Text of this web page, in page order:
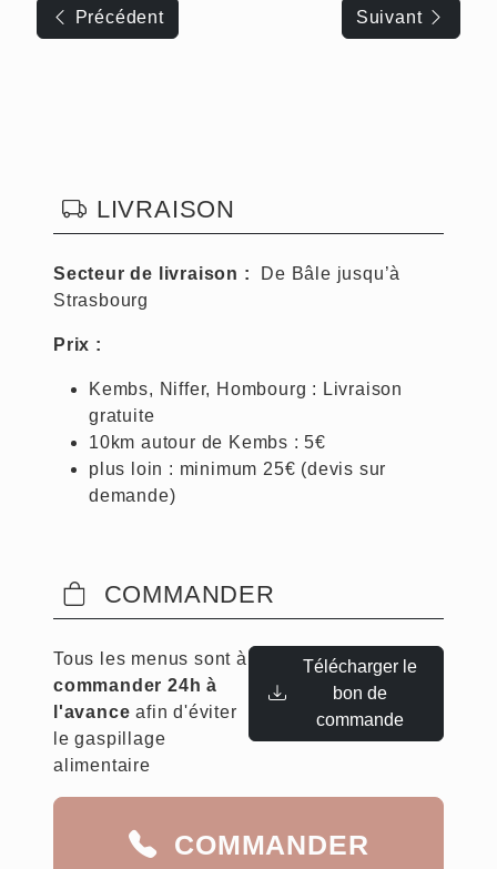
Précédent Suivant
LIVRAISON
Secteur de livraison : De Bâle jusqu’à
Strasbourg
Prix :
Kembs, Niffer, Hombourg : Livraison
gratuite
10km autour de Kembs : 5€
plus loin : minimum 25€ (devis sur
demande)
COMMANDER
Tous les menus sont à
commander 24h à
l'avance afin d'éviter
le gaspillage
alimentaire
Télécharger le
bon de
commande
COMMANDER